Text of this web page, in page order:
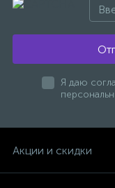
Я даю
Акции и скидки